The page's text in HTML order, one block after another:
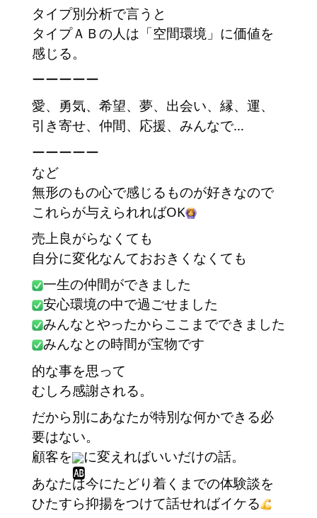
タイプ別分析で言うと
タイプＡＢの人は「空間環境」に価値を
感じる。
ーーーーー
愛、勇気、希望、夢、出会い、縁、運、
引き寄せ、仲間、応援、みんなで…
ーーーーー
など
無形のもの心で感じるものが好きなので
これらが与えられればOK
売上良がらなくても
自分に変化なんておおきくなくても
一生の仲間ができました
安心環境の中で過ごせました
みんなとやったからここまでできました
みんなとの時間が宝物です
的な事を思って
むしろ感謝される。
だから別にあなたが特別な何かできる必
要はない。
顧客を
に変えればいいだけの話。
あなたは今にたどり着くまでの体験談を
ひたすら抑揚をつけて話せればイケる